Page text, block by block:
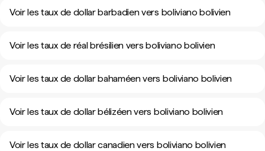
Voir les taux de dollar barbadien vers boliviano bolivien
Voir les taux de réal brésilien vers boliviano bolivien
Voir les taux de dollar bahaméen vers boliviano bolivien
Voir les taux de dollar bélizéen vers boliviano bolivien
Voir les taux de dollar canadien vers boliviano bolivien